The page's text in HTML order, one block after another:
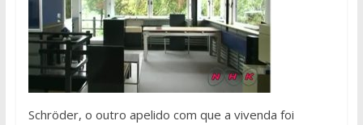
Schröder, o outro apelido com que a vivenda foi